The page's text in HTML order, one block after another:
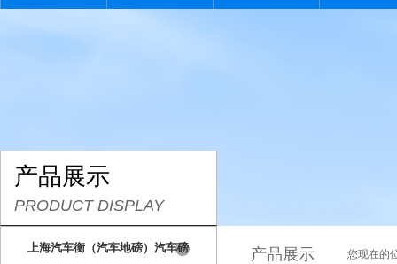
产品展示
PRODUCT DISPLAY
上海汽车衡（汽车地磅）汽车磅 产品展示 您现在的